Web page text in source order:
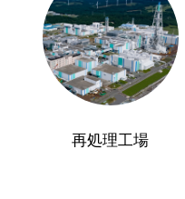
再処理工場